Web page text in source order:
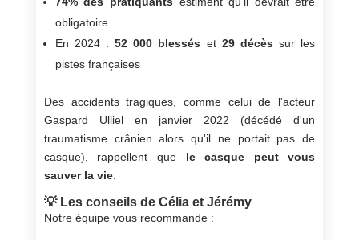
obligatoire
En 2024 :52 000 blessés et 29 décès sur les
pistes françaises
Des accidents tragiques, comme celui de l'acteur
Gaspard Ulliel en janvier 2022 (décédé d'un
traumatisme crânien alors qu'il ne portait pas de
casque), rappellent que le casque peut vous
sauver la vie.
💡 Les conseils de Célia et Jérémy
Notre équipe vous recommande :